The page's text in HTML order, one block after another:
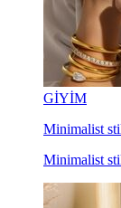
GİYİM
Minimalist
Minimalist